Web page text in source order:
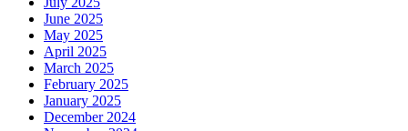
June 2025
May 2025
April 2025
March 2025
February 2025
January 2025
December 2024